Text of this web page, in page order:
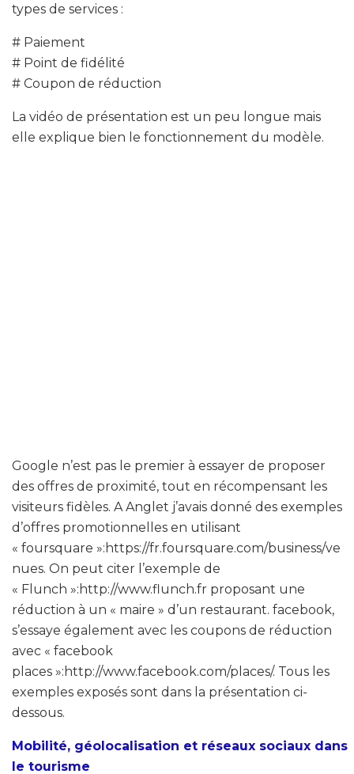
types de services :
# Paiement
# Point de fidélité
# Coupon de réduction
La vidéo de présentation est un peu longue mais
elle explique bien le fonctionnement du modèle.
Google n’est pas le premier à essayer de proposer
des offres de proximité, tout en récompensant les
visiteurs fidèles. A Anglet j’avais donné des exemples
d’offres promotionnelles en utilisant
« foursquare »:https://fr.foursquare.com/business/ve
nues. On peut citer l’exemple de
« Flunch »:http://www.flunch.fr proposant une
réduction à un « maire » d’un restaurant. facebook,
s’essaye également avec les coupons de réduction
avec « facebook
places »:http://www.facebook.com/places/. Tous les
exemples exposés sont dans la présentation ci-
dessous.
Mobilité, géolocalisation et réseaux sociaux dans
le tourisme